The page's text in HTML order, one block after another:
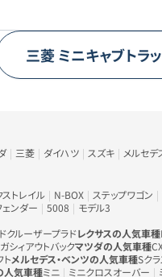
三菱 ミニキャブトラ
三菱 ダイハツ スズキ メルセデ
ストレイル N-BOX ステップワゴン
ェンダー 5008
モデル3
クルーザープラドレクサスの人気車種
シィアウトバックマツダの人気車種
トメルセデス・ベンツの人気車種Sクラ
人気車種ミニ ミニクロスオーバー